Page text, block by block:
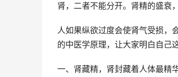
肾，二者不能分开。肾精的盛衰
人如果纵欲过度会使肾气受损，
的中医学原理，让大家明白自己
一、肾藏精，肾封藏着人体最精